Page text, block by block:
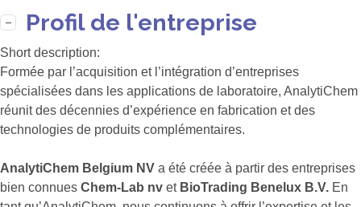
Profil de l'entreprise
Short description:
Formée par l’acquisition et l’intégration d’entreprises
spécialisées dans les applications de laboratoire, AnalytiChem
réunit des décennies d’expérience en fabrication et des
technologies de produits complémentaires.
AnalytiChem Belgium NV a été créée à partir des entreprises
bien connues Chem-Lab nv et BioTrading Benelux B.V. En